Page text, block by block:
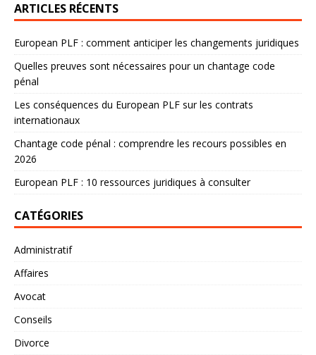
ARTICLES RÉCENTS
European PLF : comment anticiper les changements juridiques
Quelles preuves sont nécessaires pour un chantage code
pénal
Les conséquences du European PLF sur les contrats
internationaux
Chantage code pénal : comprendre les recours possibles en
2026
European PLF : 10 ressources juridiques à consulter
CATÉGORIES
Administratif
Affaires
Avocat
Conseils
Divorce